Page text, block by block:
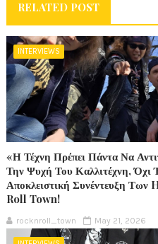
RELATED POST
INTERVIEWS
«Η Τέχνη Πρέπει Πάντα Να
Την Ψυχή Του Καλλιτέχνη, Όχι
Αποκλειστική Συνέντευξη
Roll Town!
rocknroll_town May 21, 2026